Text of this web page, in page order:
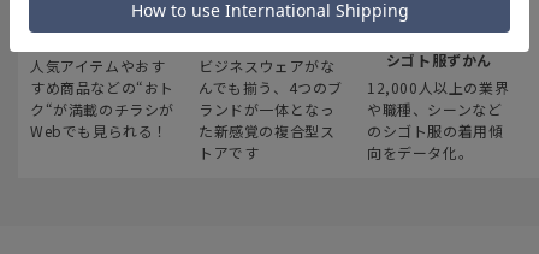
最新のお買い得情報
人気アイテムやおす
すめ商品などの“おト
ク“が満載のチラシが
Webでも見られる！
スーツスクエア
ビジネスウェアがな
んでも揃う、4つのブ
ランドが一体となっ
た新感覚の複合型ス
トアです
みんなの
シゴト服ずかん
12,000人以上の業界
や職種、シーンなど
のシゴト服の着用傾
向をデータ化。